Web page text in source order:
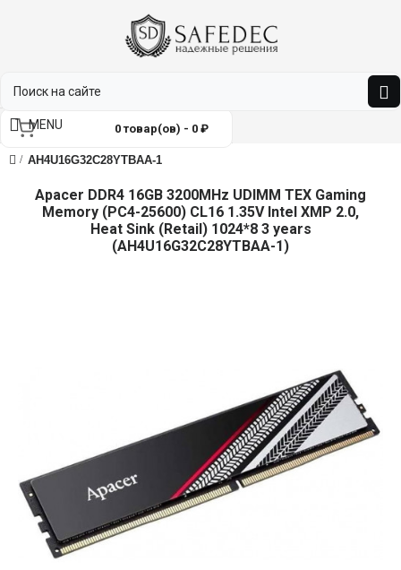
0 товар(ов) - 0 ₽
MENU
AH4U16G32C28YTBAA-1
Apacer DDR4 16GB 3200MHz UDIMM TEX Gaming
Memory (PC4-25600) CL16 1.35V Intel XMP 2.0,
Heat Sink (Retail) 1024*8 3 years
(AH4U16G32C28YTBAA-1)